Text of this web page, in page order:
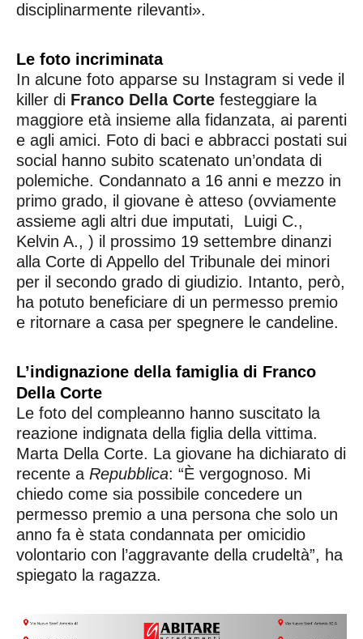
disciplinarmente rilevanti».
Le foto incriminata
In alcune foto apparse su Instagram si vede il
killer di Franco Della Corte festeggiare la
maggiore età insieme alla fidanzata, ai parenti
e agli amici. Foto di baci e abbracci postati sui
social hanno subito scatenato un’ondata di
polemiche. Condannato a 16 anni e mezzo in
primo grado, il giovane è atteso (ovviamente
assieme agli altri due imputati, Luigi C.,
Kelvin A., ) il prossimo 19 settembre dinanzi
alla Corte di Appello del Tribunale dei minori
per il secondo grado di giudizio. Intanto, però,
ha potuto beneficiare di un permesso premio
e ritornare a casa per spegnere le candeline.
L’indignazione della famiglia di Franco
Della Corte
Le foto del compleanno hanno suscitato la
reazione indignata della figlia della vittima.
Marta Della Corte. La giovane ha dichiarato di
recente a Repubblica: “È vergognoso. Mi
chiedo come sia possibile concedere un
permesso premio a una persona che solo un
anno fa è stata condannata per omicidio
volontario con l’aggravante della crudeltà”, ha
spiegato la ragazza.